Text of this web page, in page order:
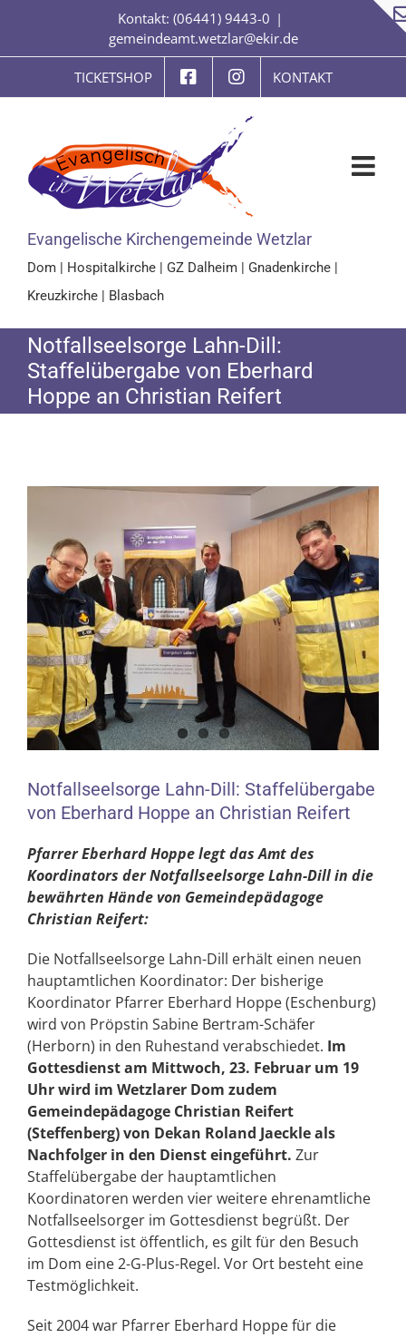
springen
Kontakt: (06441) 9443-0 |
gemeindeamt.wetzlar@ekir.de
TICKETSHOP KONTAKT
Evangelische Kirchengemeinde Wetzlar
Dom | Hospitalkirche | GZ Dalheim | Gnadenkirche |
Kreuzkirche | Blasbach
Notfallseelsorge Lahn-Dill:
Staffelübergabe von Eberhard
Hoppe an Christian Reifert
Notfallseelsorge Lahn-Dill: Staffelübergabe
von Eberhard Hoppe an Christian Reifert
Pfarrer Eberhard Hoppe legt das Amt des
Koordinators der Notfallseelsorge Lahn-Dill in die
bewährten Hände von Gemeindepädagoge
Christian Reifert:
Die Notfallseelsorge Lahn-Dill erhält einen neuen
hauptamtlichen Koordinator: Der bisherige
Koordinator Pfarrer Eberhard Hoppe (Eschenburg)
wird von Pröpstin Sabine Bertram-Schäfer
(Herborn) in den Ruhestand verabschiedet. Im
Gottesdienst am Mittwoch, 23. Februar um 19
Uhr wird im Wetzlarer Dom zudem
Gemeindepädagoge Christian Reifert
(Steffenberg) von Dekan Roland Jaeckle als
Nachfolger in den Dienst eingeführt. Zur
Staffelübergabe der hauptamtlichen
Koordinatoren werden vier weitere ehrenamtliche
Notfallseelsorger im Gottesdienst begrüßt. Der
Gottesdienst ist öffentlich, es gilt für den Besuch
im Dom eine 2-G-Plus-Regel. Vor Ort besteht eine
Testmöglichkeit.
Seit 2004 war Pfarrer Eberhard Hoppe für die